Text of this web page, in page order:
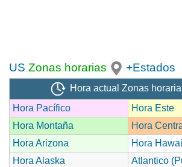
US Zonas horarias +Estados
Hora actual Zonas
Hora Pacífico
Hora Este
Hora Montaña
Hora
Hora Arizona
Hora Hawai
Hora Alaska
Atlantico